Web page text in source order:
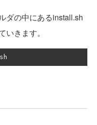
ダの中にあるinstall.sh
きます。
sh